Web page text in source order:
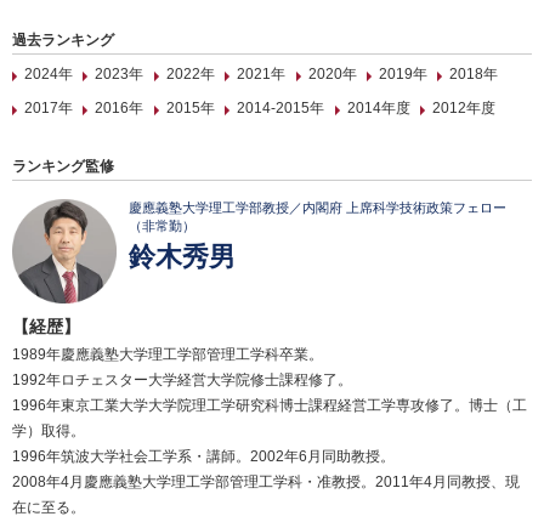
過去ランキング
2024年
2023年 2022年 2021年 2020年 2019年
2018年
2017年
2016年 2015年 2014-2015年 2014年度 2012年度
ランキング監修
慶應義塾大学理工学部教授／内閣府 上席科学技術政策フェロー
（非常勤）
鈴木秀男
【経歴】
1989年慶應義塾大学理工学部管理工学科卒業。
1992年ロチェスター大学経営大学院修士課程修了。
1996年東京工業大学大学院理工学研究科博士課程経営工学専攻修了。博士（工
学）取得。
1996年筑波大学社会工学系・講師。2002年6月同助教授。
2008年4月慶應義塾大学理工学部管理工学科・准教授。2011年4月同教授、現
在に至る。